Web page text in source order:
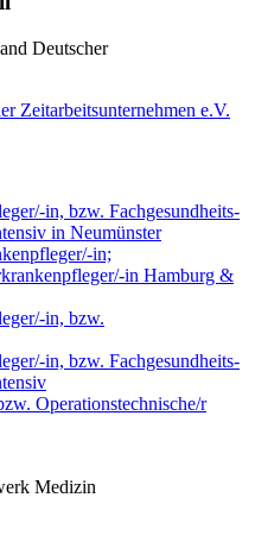
Deutscher
in, bzw. Fachgesundheits-
in Neumünster
in;
in Hamburg &
in, bzw.
in, bzw. Fachgesundheits-
Operationstechnische/r